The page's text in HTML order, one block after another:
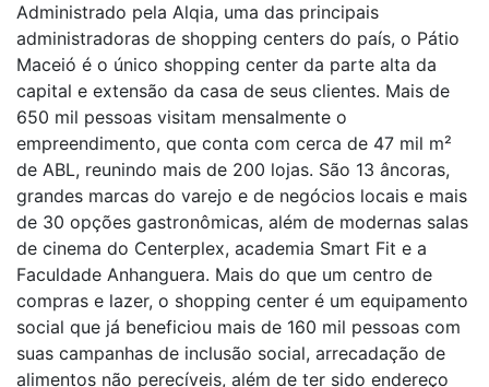
Administrado pela Alqia, uma das principais
administradoras de shopping centers do país, o Pátio
Maceió é o único shopping center da parte alta da
capital e extensão da casa de seus clientes. Mais de
650 mil pessoas visitam mensalmente o
empreendimento, que conta com cerca de 47 mil m²
de ABL, reunindo mais de 200 lojas. São 13 âncoras,
grandes marcas do varejo e de negócios locais e mais
de 30 opções gastronômicas, além de modernas salas
de cinema do Centerplex, academia Smart Fit e a
Faculdade Anhanguera. Mais do que um centro de
compras e lazer, o shopping center é um equipamento
social que já beneficiou mais de 160 mil pessoas com
suas campanhas de inclusão social, arrecadação de
alimentos não perecíveis, além de ter sido endereço